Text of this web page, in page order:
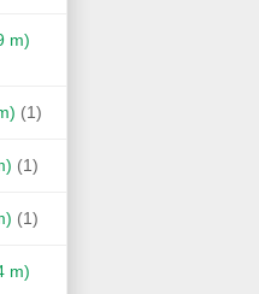
m)
(1)
(1)
(1)
m)